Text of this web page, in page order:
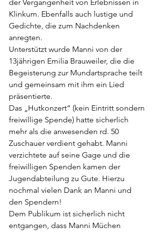
der Vergangenheit von Erlebnissen in
Klinkum. Ebenfalls auch lustige und
Gedichte, die zum Nachdenken
anregten.
Unterstützt wurde Manni von der
13jährigen Emilia Brauweiler, die die
Begeisterung zur Mundartsprache teilt
und gemeinsam mit ihm ein Lied
präsentierte.
Das „Hutkonzert“ (kein Eintritt sondern
freiwillige Spende) hatte sicherlich
mehr als die anwesenden rd. 50
Zuschauer verdient gehabt. Manni
verzichtete auf seine Gage und die
freiwilligen Spenden kamen der
Jugendabteilung zu Gute. Hierzu
nochmal vielen Dank an Manni und
den Spendern!
Dem Publikum ist sicherlich nicht
entgangen, dass Manni Müchen